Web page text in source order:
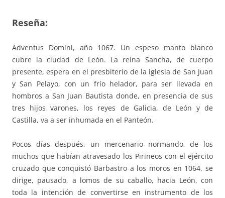
Reseña:
Adventus Domini, año 1067. Un espeso manto blanco
cubre la ciudad de León. La reina Sancha, de cuerpo
presente, espera en el presbiterio de la iglesia de San Juan
y San Pelayo, con un frío helador, para ser llevada en
hombros a San Juan Bautista donde, en presencia de sus
tres hijos varones, los reyes de Galicia, de León y de
Castilla, va a ser inhumada en el Panteón.
Pocos días después, un mercenario normando, de los
muchos que habían atravesado los Pirineos con el ejército
cruzado que conquistó Barbastro a los moros en 1064, se
dirige, pausado, a lomos de su caballo, hacia León, con
toda la intención de convertirse en instrumento de los